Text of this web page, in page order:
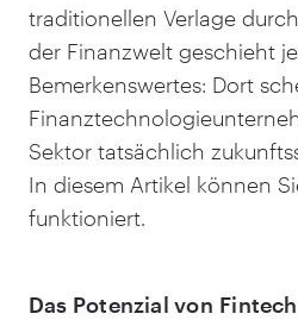
traditionellen Verlage
der Finanzwelt geschieht
Bemerkenswertes: Dort
Sektor tatsächlich
In diesem Artikel können
funktioniert.
Das Potenzial von